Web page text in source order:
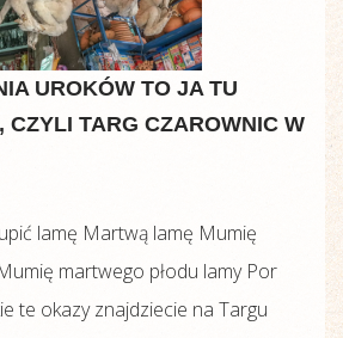
UROKÓW TO JA TU
TARG CZAROWNIC W
lamę Martwą lamę Mumię
martwego płodu lamy Por
te okazy znajdziecie na Targu